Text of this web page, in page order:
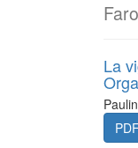
La
PDF